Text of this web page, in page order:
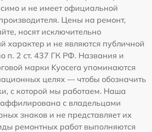
и не имеет официальной
Цены на ремонт,
носят исключительно
характер и не являются публичной
п. 2 ст. 437 ГК РФ. Названия и
марки Kyocera упоминаются
целях — чтобы обозначить
с которой мы работаем. Наша
с владельцами
знаков и не представляет их
ремонтных работ выполняются